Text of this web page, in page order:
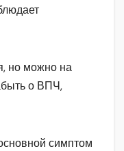
но можно на
о ВПЧ,
симптом